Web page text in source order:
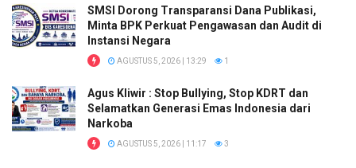
SMSI Dorong Transparansi Dana Publikasi,
Minta BPK Perkuat Pengawasan dan Audit di
Instansi Negara
AGUSTUS 5, 2026 | 13:29 1
Agus Kliwir : Stop Bullying, Stop KDRT dan
Selamatkan Generasi Emas Indonesia dari
Narkoba
AGUSTUS 5, 2026 | 11:17 3